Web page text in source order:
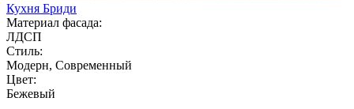
Кухня Бриди
Материал фасада:
ЛДСП
Стиль:
Модерн, Современный
Цвет:
Бежевый